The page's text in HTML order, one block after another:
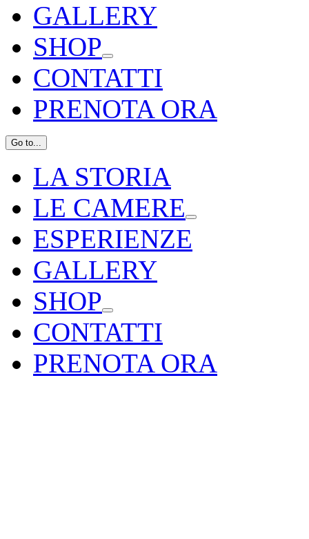
GALLERY
SHOP
CONTATTI
PRENOTA ORA
Go to...
LA STORIA
LE CAMERE
ESPERIENZE
GALLERY
SHOP
CONTATTI
PRENOTA ORA